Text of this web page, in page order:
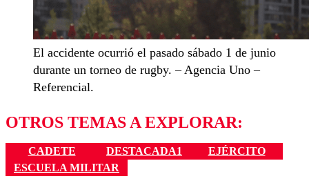
El accidente ocurrió el pasado sábado 1 de junio
durante un torneo de rugby. – Agencia Uno –
Referencial.
OTROS TEMAS A EXPLORAR:
CADETE DESTACADA1
EJÉRCITO
ESCUELA MILITAR